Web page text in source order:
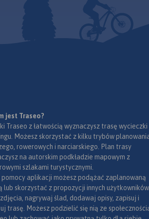
Konstancina-
Otwocka, Karczewa,
Mazowieckiego, Góry
Park
Rok wydania
jest Traseo?
Traseo z łatwością wyznaczysz trasę wycieczki
Możesz skorzystać z kilku trybów
rowerowych i narciarskiego. Plan trasy
na autorskim podkładzie mapowym z
szlakami turystycznymi.
pomocy aplikacji możesz podążać zaplanowaną
lub skorzystać z propozycji innych użytkowników.
zdjęcia, nagrywaj ślad, dodawaj opisy, zapisuj i
trasę. Możesz podzielić się nią ze